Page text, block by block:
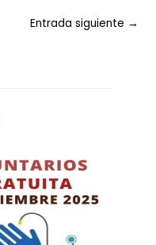
Entrada siguiente →